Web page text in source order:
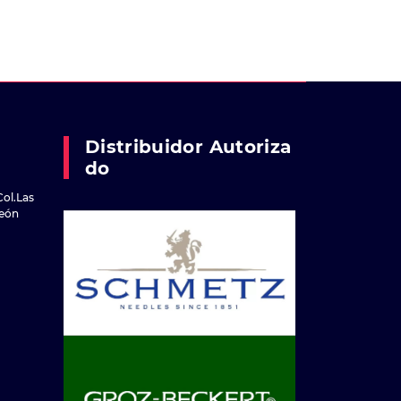
Distribuidor Autoriza
Do